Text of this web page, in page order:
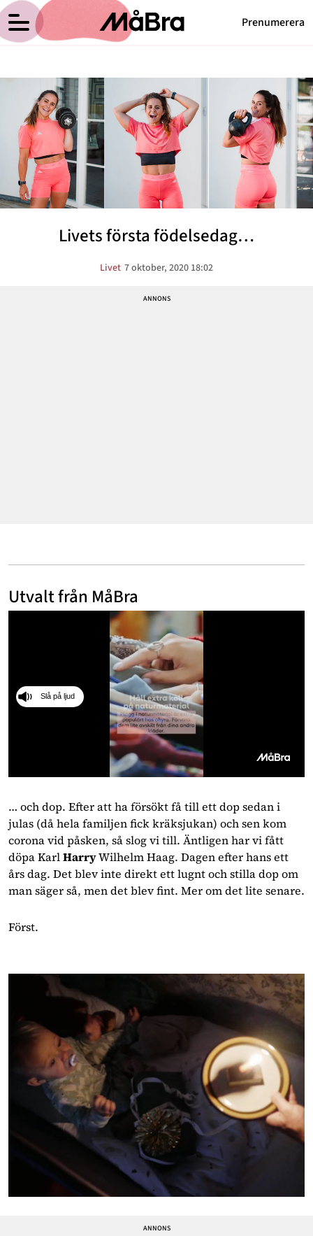
Prenumerera
Medicin
Psykologi
Vikt
Relationer
Anna Haags blogg Meny
Hem
Om Anna
Kategorier
Arkiv
Kontakt
Livets första födelsedag…
Livet 7 oktober, 2020 18:02
Utvalt från MåBra
41
seconds
Slå på ljud
… och dop. Efter att ha försökt få till ett dop sedan i
julas (då hela familjen fick kräksjukan) och sen kom
corona vid påsken, så slog vi till. Äntligen har vi fått
döpa Karl Harry Wilhelm Haag. Dagen efter hans ett
års dag. Det blev inte direkt ett lugnt och stilla dop om
man säger så, men det blev fint. Mer om det lite senare.
Först.